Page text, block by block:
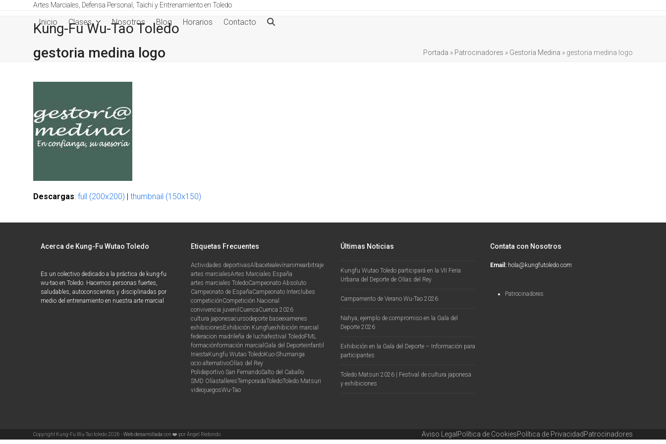
Artes Marciales, Defensa Personal, Taichi y Entrenamiento en Toledo
Kung-Fu Wu-Tao Toledo
Inicio Clases Nosotros Blog Horarios Contacto
gestoria medina logo Portada » Patrocinadores » Gestoría Medina » gestoria medina logo
Descargas:full (200x200) |thumbnail (150x150)
Acerca de Kung-Fu Wutao Toledo
Es un colectivo dedicado a la práctica de kung-fu
wu-tao en Toledo. Hacemos personas fuertes,
saludables, autoconscientes y disciplinadas por
medio del entrenamiento en nuestra arte marcial
Etiquetas Frecuentes
Actividades deportivasAlbacetealevínanimearbitraje
artes marcialesArtes Marciales España
artes marciales ToledoCampeonato Absoluto
Campeonato de EspañaCampeonato Interclubes
competiciónCompetición Nacional
convivencia juvenil CuencaCuenca 2026
cultura japonesacursodeporte baseexamenes
exhibicionesExhibición Kungfuexhibición marcial
federacion madrileña de luchafestival ToledoFML
formaciónformación marcial Gala del Deporteinfantil
IniestaKungfu Wutao ToledoKuo-Shumanga
ocio alternativoOlías del Rey
Polideportivo San FernandoSalto del Caballo
SMD OlíastalleresTemporadaToledoToledo Matsuri
videojuegosWu-Tao
Últimas Noticias
Kungfu Wutao Toledo participará en la VII Feria
Urbana del Deporte de Olías del Rey
Campamento de Verano Wu-Tao 2026
Nahya, ejemplo de compromiso en la Gala del
Deporte 2026
Exhibición en la Gala del Deporte – Información para
participantes
Toledo Matsuri 2026 | Festival de cultura japonesa
y exhibiciones
Contata con Nosotros
Email: hola@kungfutoledo.com
Patrocinadores
Copyright Kung-Fu Wu-Tao toledo 2026 -Web desarrollada con ❤️ por Ángel Redondo. Aviso Legal Política de CookiesPolítica de PrivacidadPatrocinadores